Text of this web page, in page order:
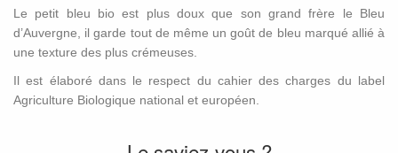
Le petit bleu bio est plus doux que son grand frère le Bleu
d’Auvergne, il garde tout de même un goût de bleu marqué allié à
une texture des plus crémeuses.
Il est élaboré dans le respect du cahier des charges du label
Agriculture Biologique national et européen.